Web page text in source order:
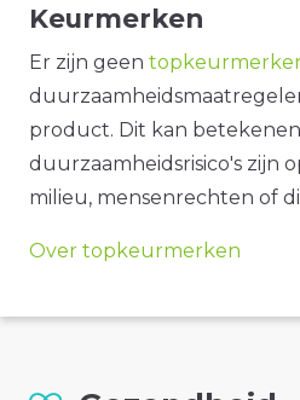
Keurmerken
Er zijn geen
product. Dit kan
duurzaamheidsrisico's zijn
milieu, mensenrechten of
Over topkeurmerken